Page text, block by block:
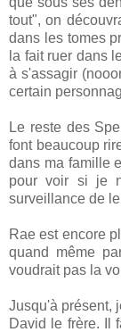
tout", on
dans les tomes
la fait ruer dans
à s'assagir
certain
Le reste des
font beaucoup
dans ma famille
pour voir si je
surveillance de
Rae est encore
quand même
voudrait pas la
Jusqu'à présent,
David le frère. Il